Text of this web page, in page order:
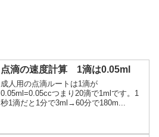
点滴の速度計算 1滴は0.05ml
成人用の点滴ルートは1滴が
0.05ml=0.05ccつまり20滴で1mlです。1
秒1滴だと1分で3ml→60分で180m...